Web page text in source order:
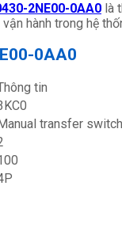
2NE00-0AA0 là
hành trong hệ
0AA0
tin
Manual transfer